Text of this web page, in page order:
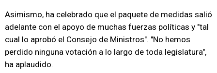
Asimismo, ha celebrado que el paquete de medidas salió
adelante con el apoyo de muchas fuerzas políticas y "tal
cual lo aprobó el Consejo de Ministros". "No hemos
perdido ninguna votación a lo largo de toda legislatura",
ha aplaudido.